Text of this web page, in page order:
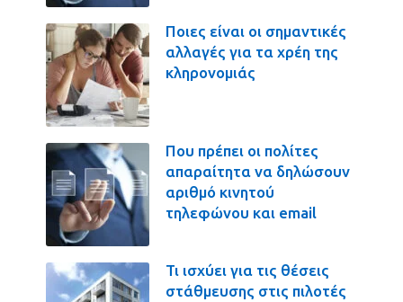
Ποιες είναι οι σημαντικές
αλλαγές για τα χρέη της
κληρονομιάς
Που πρέπει οι πολίτες
απαραίτητα να δηλώσουν
αριθμό κινητού
τηλεφώνου και email
Τι ισχύει για τις θέσεις
στάθμευσης στις πιλοτές